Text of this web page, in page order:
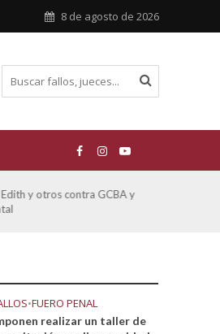
8 de agosto de 2026
y otros contra GCBA y
•FUERO PENAL
realizar un taller de